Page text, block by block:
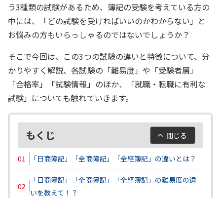
う3種類の試験があるため、簿記の受験を考えている方の
中には、「どの試験を受ければいいのかわからない」と
お悩みの方もいらっしゃるのではないでしょうか？
そこで今回は、この3つの試験の違いと特徴について、分
かりやすく解説、各試験の「難易度」や「受験者層」
「合格率」「試験情報」のほか、「就職・転職に有利な
試験」についても触れていきます。
もくじ 閉じる
01 「日商簿記」「全商簿記」「全経簿記」の違いとは？
02
「日商簿記」「全商簿記」「全経簿記」の難易度の違
いを教えて！？